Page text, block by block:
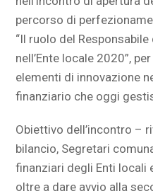
percorso di
“Il ruolo del
nell’Ente locale 2020”,
elementi di innovazione
finanziario che oggi
Obiettivo dell’incontro –
bilancio, Segretari
finanziari degli Enti locali
oltre a dare avvio alla